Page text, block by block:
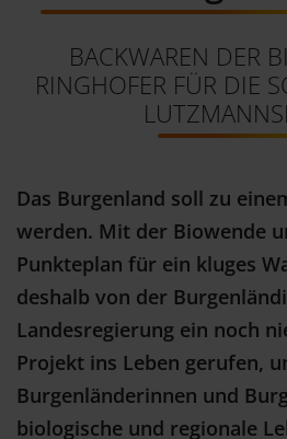
BACKWAREN DER
RINGHOFER FÜR DIE
Das Burgenland soll zu
werden. Mit der Biowende
Punkteplan für ein kluges
deshalb von der
Landesregierung ein noch
Projekt ins Leben gerufen,
Burgenländerinnen und
biologische und regionale